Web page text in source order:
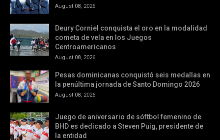
August 08, 2026
Deury Corniel conquista el oro en la modalidad
cometa de vela en los Juegos
Centroamericanos
August 08, 2026
Pesas dominicanas conquistó seis medallas en
la penúltima jornada de Santo Domingo 2026
August 08, 2026
Juego de aniversario de sóftbol femenino de
BHD es dedicado a Steven Puig, presidente de
la entidad